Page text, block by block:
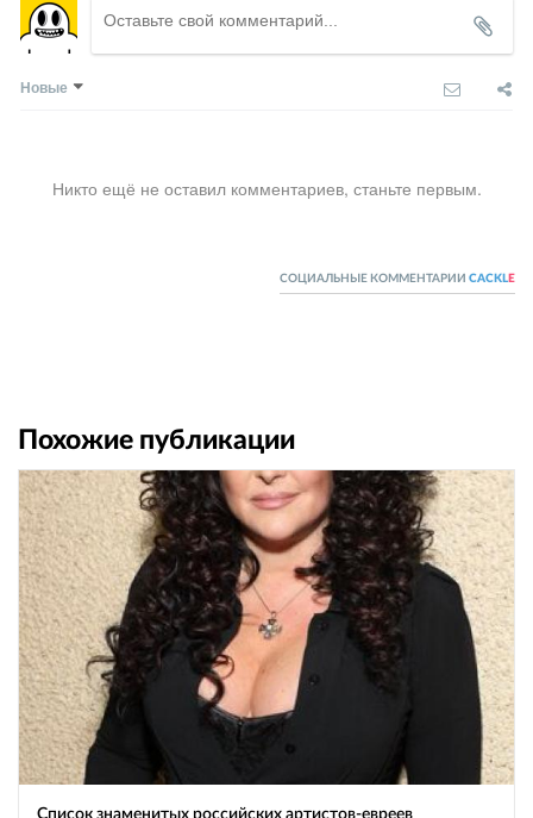
Новые
Никто ещё не оставил комментариев, станьте первым.
СОЦИАЛЬНЫЕ КОММЕНТАРИИ CACKL E
Похожие публикации
Список знаменитых российских артистов-евреев